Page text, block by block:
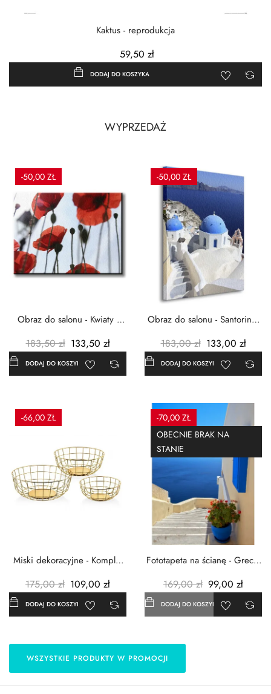
Kaktus - reprodukcja
59,50 zł
DODAJ DO KOSZYKA
WYPRZEDAŻ
-50,00 ZŁ
Obraz do salonu - Kwiaty -
183,50 zł 133,50 zł
DODAJ DO KOSZYKA
-50,00 ZŁ
Obraz do salonu - Santorini -
183,00 zł 133,00 zł
DODAJ DO KOSZYKA
-66,00 ZŁ
Miski dekoracyjne - Komplet
175,00 zł 109,00 zł
DODAJ DO KOSZYKA
-70,00 ZŁ
OBECNIE BRAK NA
STANIE
Fototapeta na ścianę - Grecja
169,00 zł 99,00 zł
DODAJ DO KOSZYKA
WSZYSTKIE PRODUKTY W PROMOCJI